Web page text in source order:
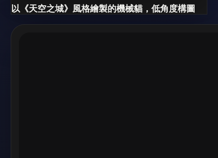
以《天空之城》風格繪製的機械貓，低角度構圖